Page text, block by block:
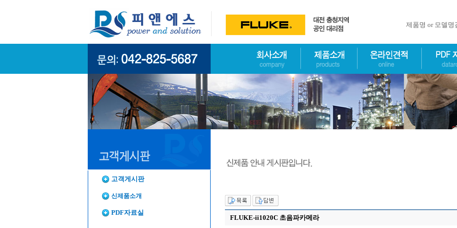
제품명 or 모델명
고객게시판
신제품소개
PDF자료실
FLUKE-ii1020C 초음파카메라